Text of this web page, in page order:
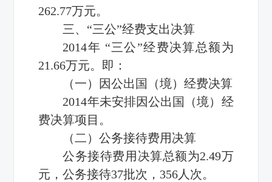
262.77万元。
三、“三公”经费支出决算
2014年 “三公”经费决算总额为
21.66万元。即：
（一）因公出国（境）经费决算
2014年未安排因公出国（境）经
费决算项目。
（二）公务接待费用决算
公务接待费用决算总额为2.49万
元，公务接待37批次，356人次。